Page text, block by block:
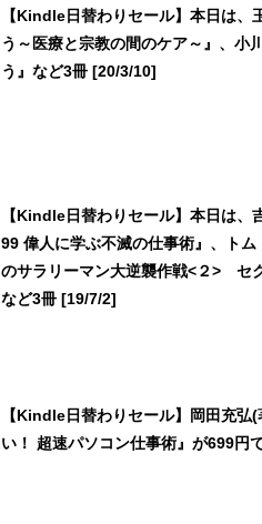
【Kindle日替わりセール】本日は
う～医療と宗教の間のケア～』、小
う』など3冊 [20/3/10]
【Kindle日替わりセール】本日は
99 偉人に学ぶ不滅の仕事術』、ト
のサラリーマン大逆襲作戦<２> セ
など3冊 [19/7/2]
【Kindle日替わりセール】岡田充
い！ 超速パソコン仕事術』が699円